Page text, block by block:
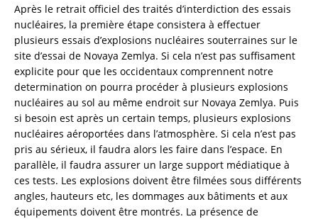
Après le retrait officiel des traités d’interdiction des essais
nucléaires, la première étape consistera à effectuer
plusieurs essais d’explosions nucléaires souterraines sur le
site d’essai de Novaya Zemlya. Si cela n’est pas suffisament
explicite pour que les occidentaux comprennent notre
determination on pourra procéder à plusieurs explosions
nucléaires au sol au même endroit sur Novaya Zemlya. Puis
si besoin est après un certain temps, plusieurs explosions
nucléaires aéroportées dans l’atmosphère. Si cela n’est pas
pris au sérieux, il faudra alors les faire dans l’espace. En
parallèle, il faudra assurer un large support médiatique à
ces tests. Les explosions doivent être filmées sous différents
angles, hauteurs etc, les dommages aux bâtiments et aux
équipements doivent être montrés. La présence de